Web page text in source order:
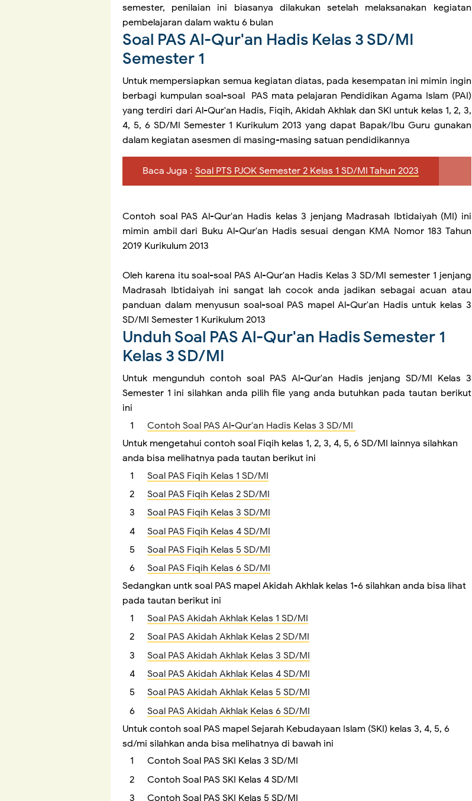
semester, penilaian ini biasanya dilakukan setelah melaksanakan kegiatan
pembelajaran dalam waktu 6 bulan
Soal PAS Al-Qur'an Hadis Kelas 3 SD/MI
Semester 1
Untuk mempersiapkan semua kegiatan diatas, pada kesempatan ini mimin ingin
berbagi kumpulan soal-soal PAS mata pelajaran Pendidikan Agama Islam (PAI)
yang terdiri dari Al-Qur'an Hadis, Fiqih, Akidah Akhlak dan SKI untuk kelas 1, 2, 3,
4, 5, 6 SD/MI Semester 1 Kurikulum 2013 yang dapat Bapak/Ibu Guru gunakan
dalam kegiatan asesmen di masing-masing satuan pendidikannya
Baca Juga : Soal PTS PJOK Semester 2 Kelas 1 SD/MI Tahun 2023
Contoh soal PAS Al-Qur'an Hadis kelas 3 jenjang Madrasah Ibtidaiyah (MI) ini
mimin ambil dari Buku Al-Qur'an Hadis sesuai dengan KMA Nomor 183 Tahun
2019 Kurikulum 2013
Oleh karena itu soal-soal PAS Al-Qur'an Hadis Kelas 3 SD/MI semester 1 jenjang
Madrasah Ibtidaiyah ini sangat lah cocok anda jadikan sebagai acuan atau
panduan dalam menyusun soal-soal PAS mapel Al-Qur'an Hadis untuk kelas 3
SD/MI Semester 1 Kurikulum 2013
Unduh Soal PAS Al-Qur'an Hadis Semester 1
Kelas 3 SD/MI
Untuk mengunduh contoh soal PAS Al-Qur'an Hadis jenjang SD/MI Kelas 3
Semester 1 ini silahkan anda pilih file yang anda butuhkan pada tautan berikut
ini
Contoh Soal PAS Al-Qur'an Hadis Kelas 3 SD/MI
Untuk mengetahui contoh soal Fiqih kelas 1, 2, 3, 4, 5, 6 SD/MI lainnya silahkan
anda bisa melihatnya pada tautan berikut ini
Soal PAS Fiqih Kelas 1 SD/MI
Soal PAS Fiqih Kelas 2 SD/MI
Soal PAS Fiqih Kelas 3 SD/MI
Soal PAS Fiqih Kelas 4 SD/MI
Soal PAS Fiqih Kelas 5 SD/MI
Soal PAS Fiqih Kelas 6 SD/MI
Sedangkan untk soal PAS mapel Akidah Akhlak kelas 1-6 silahkan anda bisa lihat
pada tautan berikut ini
Soal PAS Akidah Akhlak Kelas 1 SD/MI
Soal PAS Akidah Akhlak Kelas 2 SD/MI
Soal PAS Akidah Akhlak Kelas 3 SD/MI
Soal PAS Akidah Akhlak Kelas 4 SD/MI
Soal PAS Akidah Akhlak Kelas 5 SD/MI
Soal PAS Akidah Akhlak Kelas 6 SD/MI
Untuk contoh soal PAS mapel Sejarah Kebudayaan Islam (SKI) kelas 3, 4, 5, 6
sd/mi silahkan anda bisa melihatnya di bawah ini
Contoh Soal PAS SKI Kelas 3 SD/MI
Contoh Soal PAS SKI Kelas 4 SD/MI
Contoh Soal PAS SKI Kelas 5 SD/MI